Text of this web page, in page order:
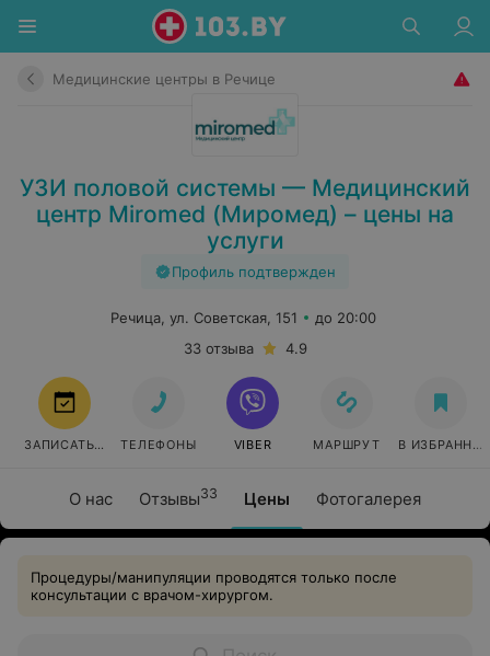
Медицинские центры в Речице
УЗИ половой системы — Медицинский
центр Miromed (Миромед) – цены на
услуги
Профиль подтвержден
О нас Отзывы33 Цены Фотогалерея
Речица, ул. Советская, 151
до 20:00
33 отзыва
4.9
ЗАПИСАТЬСЯ ТЕЛЕФОНЫ VIBER МАРШРУТ В ИЗБРАННОЕ
Процедуры/манипуляции проводятся только после
консультации с врачом-хирургом.